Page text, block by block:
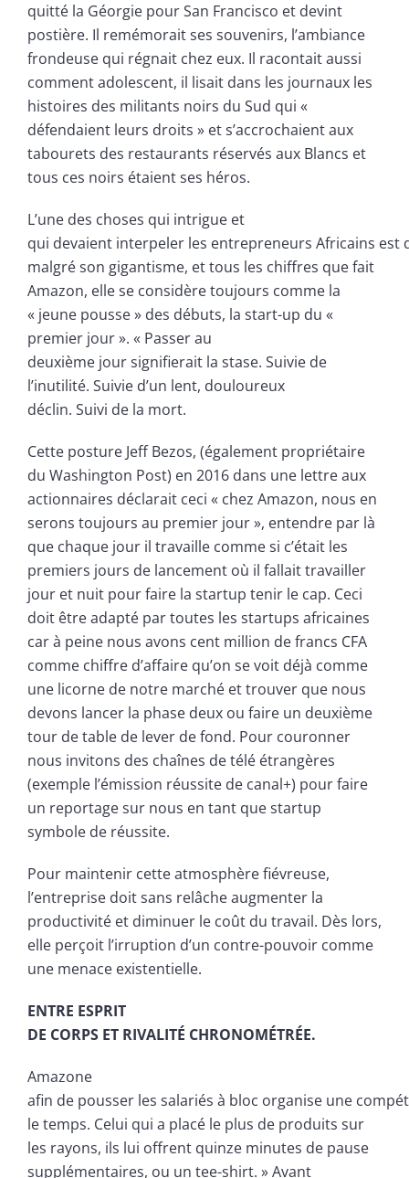
quitté la Géorgie pour San Francisco et devint
postière. Il remémorait ses souvenirs, l’ambiance
frondeuse qui régnait chez eux. Il racontait aussi
comment adolescent, il lisait dans les journaux les
histoires des militants noirs du Sud qui «
défendaient leurs droits » et s’accrochaient aux
tabourets des restaurants réservés aux Blancs et
tous ces noirs étaient ses héros.
L’une des choses qui intrigue et
qui devaient interpeler les entrepreneurs Africains est
malgré son gigantisme, et tous les chiffres que fait
Amazon, elle se considère toujours comme la
« jeune pousse » des débuts, la start-up du «
premier jour ». « Passer au
deuxième jour signifierait la stase. Suivie de
l’inutilité. Suivie d’un lent, douloureux
déclin. Suivi de la mort.
Cette posture Jeff Bezos, (également propriétaire
du Washington Post) en 2016 dans une lettre aux
actionnaires déclarait ceci « chez Amazon, nous en
serons toujours au premier jour », entendre par là
que chaque jour il travaille comme si c’était les
premiers jours de lancement où il fallait travailler
jour et nuit pour faire la startup tenir le cap. Ceci
doit être adapté par toutes les startups africaines
car à peine nous avons cent million de francs CFA
comme chiffre d’affaire qu’on se voit déjà comme
une licorne de notre marché et trouver que nous
devons lancer la phase deux ou faire un deuxième
tour de table de lever de fond. Pour couronner
nous invitons des chaînes de télé étrangères
(exemple l’émission réussite de canal+) pour faire
un reportage sur nous en tant que startup
symbole de réussite.
Pour maintenir cette atmosphère fiévreuse,
l’entreprise doit sans relâche augmenter la
productivité et diminuer le coût du travail. Dès lors,
elle perçoit l’irruption d’un contre-pouvoir comme
une menace existentielle.
ENTRE ESPRIT
DE CORPS ET RIVALITÉ CHRONOMÉTRÉE.
Amazone
afin de pousser les salariés à bloc organise une
le temps. Celui qui a placé le plus de produits sur
les rayons, ils lui offrent quinze minutes de pause
supplémentaires, ou un tee-shirt. » Avant